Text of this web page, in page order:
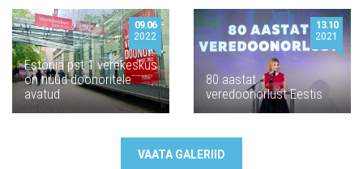
Estonia pst 1 verekeskus
on nüüd doonoritele
avatud
09.06
2022
80 aastat
veredoonorlust Eestis
13.10
2021
VAATA GALERIID